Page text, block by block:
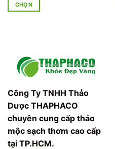
CHỌN
nhiều
biến
Các
tùy
chọn
có
thể
được
Công Ty TNHH Thảo
Dược THAPHACO
chuyên cung cấp thảo
mộc sạch thơm cao cấp
tại TP.HCM.